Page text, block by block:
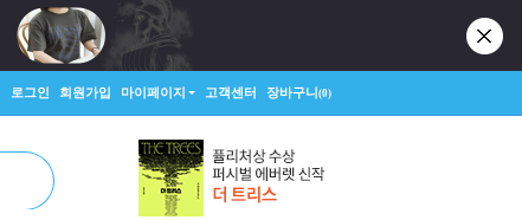
로그인 회원가입 마이페이지 고객센터 장바구니(0)